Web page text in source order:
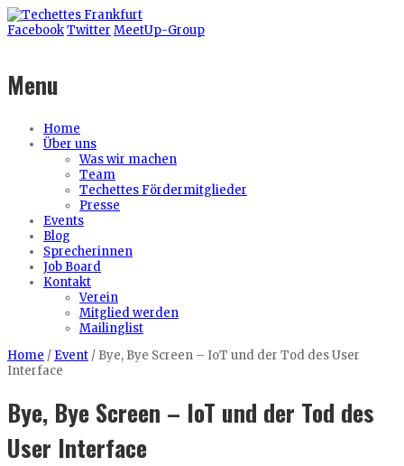
FacebookTwitter MeetUp-Group
Menu
Home
Über uns
Was wir machen
Team
Techettes Fördermitglieder
Presse
Events
Blog
Sprecherinnen
Job Board
Kontakt
Verein
Mitglied werden
Mailinglist
Home / Event / Bye, Bye Screen – IoT und der Tod des User
Interface
Bye, Bye Screen – IoT und der Tod des
User Interface